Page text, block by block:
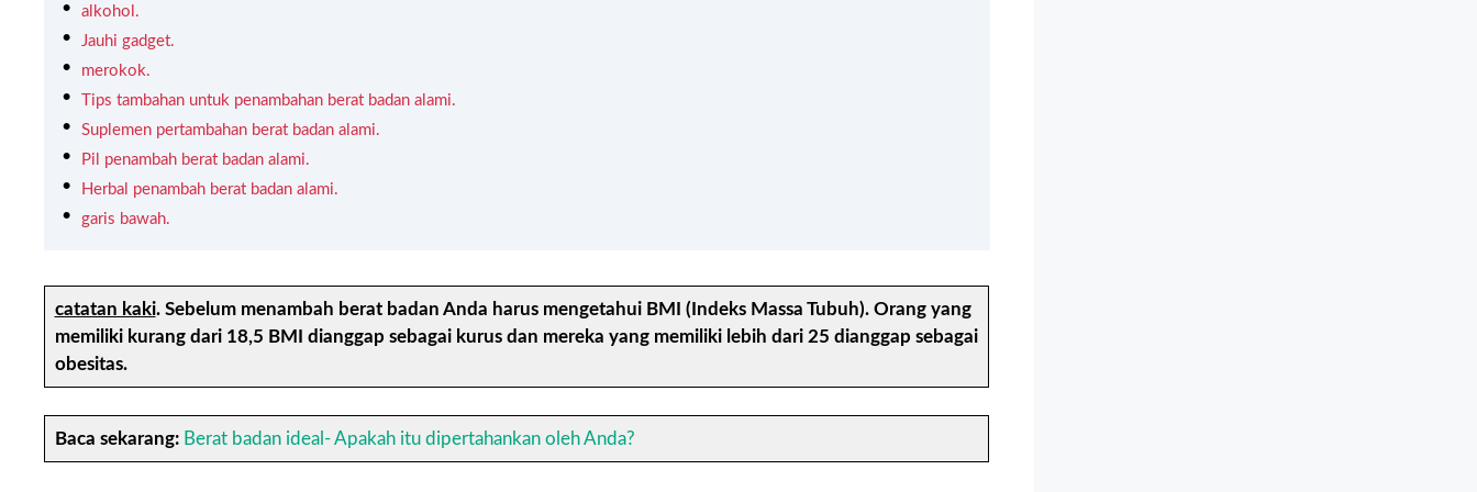
alkohol.
Jauhi gadget.
merokok.
Tips tambahan untuk penambahan berat badan alami.
Suplemen pertambahan berat badan alami.
Pil penambah berat badan alami.
Herbal penambah berat badan alami.
garis bawah.
catatan kaki. Sebelum menambah berat badan Anda harus mengetahui BMI (Indeks Massa Tubuh). Orang yang
memiliki kurang dari 18,5 BMI dianggap sebagai kurus dan mereka yang memiliki lebih dari 25 dianggap sebagai
obesitas.
Baca sekarang:Berat badan ideal- Apakah itu dipertahankan oleh Anda?